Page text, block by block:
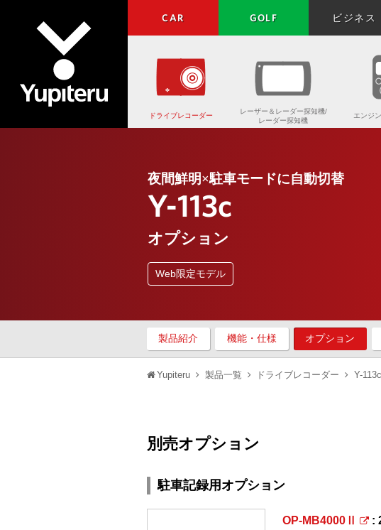
CAR GOLF ビジネス
ドライブレコーダー
レーザー＆レーダー探知機/
レーダー探知機
エンジ
夜間鮮明×駐車モードに自動切替
Y-113c
オプション
Web限定モデル
製品紹介 機能・仕様 オプション
Yupiteru 製品一覧 ドライブレコーダー Y-113c
別売オプション
駐車記録用オプション
OP-MB4000Ⅱ :